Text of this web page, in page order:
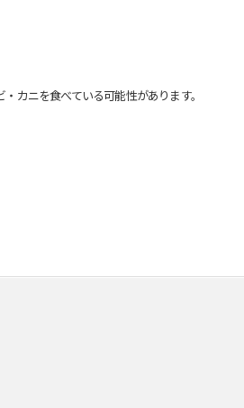
カニを食べている可能性があります。